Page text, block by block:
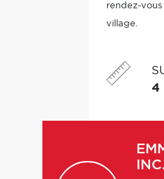
rendez-
village.
4
INC.